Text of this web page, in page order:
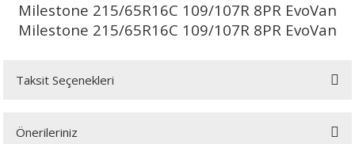
Milestone 215/65R16C 109/107R 8PR EvoVan
Milestone 215/65R16C 109/107R 8PR EvoVan
Taksit Seçenekleri
Önerileriniz